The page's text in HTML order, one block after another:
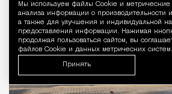
Мы используем файлы Сookie и метрические
анализа информации о производительности
а также для улучшения и индивидуальной
предоставления информации. Нажимая
продолжая пользоваться сайтом, вы
файлов Cookie и данных метрических систем.
Принять